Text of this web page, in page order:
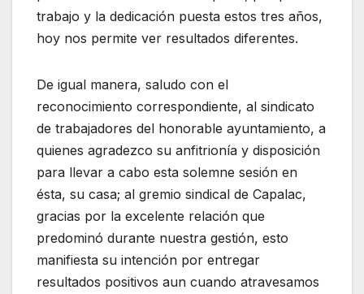
trabajo y la dedicación puesta estos tres años,
hoy nos permite ver resultados diferentes.
De igual manera, saludo con el
reconocimiento correspondiente, al sindicato
de trabajadores del honorable ayuntamiento, a
quienes agradezco su anfitrionía y disposición
para llevar a cabo esta solemne sesión en
ésta, su casa; al gremio sindical de Capalac,
gracias por la excelente relación que
predominó durante nuestra gestión, esto
manifiesta su intención por entregar
resultados positivos aun cuando atravesamos